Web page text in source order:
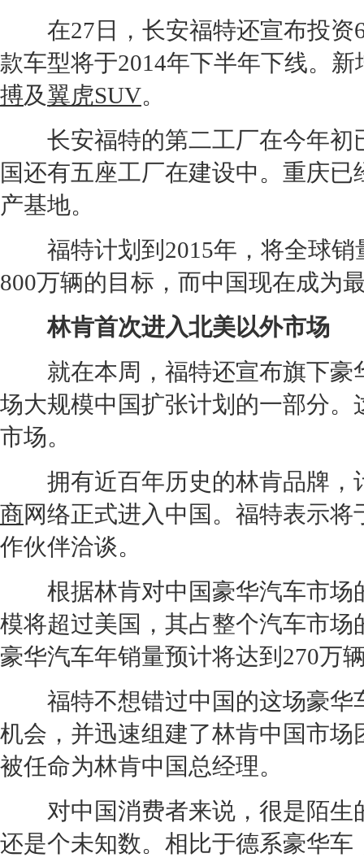
在27日， 长安福特还宣布投资
款车型将于2014年下半年下线。新
搏及翼虎SUV。
长安福特的第二工厂在今年初
国还有五座工厂在建设中。 重庆已
产基地。
福特计划到2015年，将全球
800万辆的目标，而中国现在成为
林肯首次进入北美以外市场
就在本周， 福特还宣布旗下豪
场大规模中国扩张计划的一部分。
市场。
拥有近百年历史的林肯品牌，
商网络正式进入中国。 福特表示将
作伙伴洽谈。
根据林肯对中国豪华汽车市场
模将超过美国，其占整个汽车市
豪华汽车年销量预计将达到270万
福特不想错过中国的这场豪华
机会，并迅速组建了林肯中国市场
被任命为林肯中国总经理。
对中国消费者来说，很是陌生
还是个未知数。相比于德系豪华车